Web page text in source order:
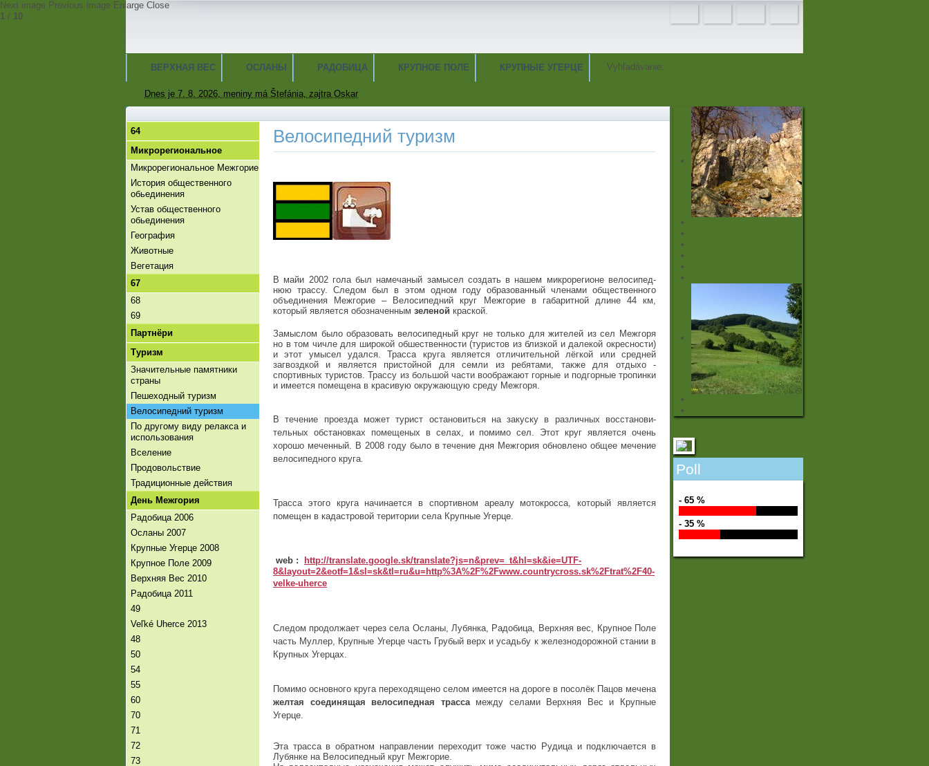
ВЕРХНАЯ ВЕС ОСЛАНЫ РАДОБИЦА КРУПНОЕ ПОЛЕ КРУПНЫЕ УГЕРЦЕ Vyhľadávanie:
Dnes je 7. 8. 2026, meniny má Štefánia, zajtra Oskar
64
Микрорегиональное
Микрорегиональное Межгорие
История общественного
обьединения
Устав общественного
обьединения
География
Животные
Вегетация
67
68
69
Партнёри
Tуризм
Значительные памятники
страны
Пешеходный туризм
Велосипедний туризм
По другому виду релакса и
использования
Вселение
Продовольствие
Традиционные действия
День Межгория
Радобица 2006
Осланы 2007
Крупные Угерце 2008
Крупное Поле 2009
Верхняя Вес 2010
Радобица 2011
49
Veľké Uherce 2013
48
50
54
55
60
70
71
72
73
Next image Previous image Enlarge Close
1 / 10
Велосипедний туризм
В майи 2002 гола был намечаный замысел создать в нашем микрорегионе велосипед-
нюю трассу. Следом был в этом одном году образованный членами общественного
объединения Межгорие – Велосипедний круг Межгорие в габаритной длине 44 км,
который является обозначенным зеленой краской.
Замыслом было образовать велосипедный круг не только для жителей из сел Межгоря
но в том чичле для широкой обшественности (туристов из близкой и далекой окресности)
и этот умысел удался. Трасса круга является отличительной лёгкой или средней
загвоздкой и является пристойной для семли из ребятами, также для отдыхо -
спортивных туристов. Трассу из большой части воображают горные и подгорные тропинки
и имеется помещена в красивую окружающую среду Межгоря.
В течение проезда может турист остановиться на закуску в различных восстанови-
тельных обстановках помещеных в селах, и помимо сел. Этот круг является очень
хорошо меченный. В 2008 году было в течение дня Межгория обновлено общее мечение
велосипедного круга.
Трасса этого круга начинается в спортивном ареалу мотокросса, который является
помещен в кадастровой територии села Крупные Угерце.
web :
http://translate.google.sk/translate?js=n&prev=_t&hl=sk&ie=UTF-
8&layout=2&eotf=1&sl=sk&tl=ru&u=http%3A%2F%2Fwww.countrycross.sk%2Ftrat%2F40-
velke-uherce
Следом продолжает через села Осланы, Лубянка, Радобица, Верхняя вес, Крупное Поле
часть Муллер, Крупные Угерце часть Грубый верх и усадьбу к железнодорожной стании в
Крупных Угерцах.
Помимо основного круга переходящено селом имеется на дороге в посолёк Пацов мечена
желтая
соединящая велосипедная трасса
между селами Верхняя Вес и Крупные
Угерце.
Эта трасса в обратном направлении переходит тоже частю Рудица и подключается в
Лубянке на Велосипедный круг Межгорие.
Poll
- 65 %
- 35 %